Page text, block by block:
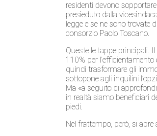
residenti devono
presieduto dalla
legge e se ne sono trovate
consorzio Paolo Toscano.
Queste le tappe principali.
110% per
quindi trasformare gli
sottopone agli inquilini
Ma «a seguito di
in realtà siamo beneficiari
piedi.
Nel frattempo, però, si apre